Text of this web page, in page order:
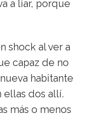
a liar, porque
shock al ver a
capaz de no
habitante
dos allí.
más o menos